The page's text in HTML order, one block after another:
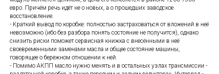
евро. Причём речь идёт не о новых, а о прошедших заводское
восстановление.
- Краткий вывод по коробке: полностью застраховаться от вложений в неё
невозможно (ибо без разбора понять состояние не получится), однако
снизить риски поможет сервисная книжка с внесёнными в неё
своевременными заменами масла и общее состояние машины,
говорящее о бережном отношении к ней.
- Помимо АКПП масло нужно менять и в остальных узлах трансмиссии -